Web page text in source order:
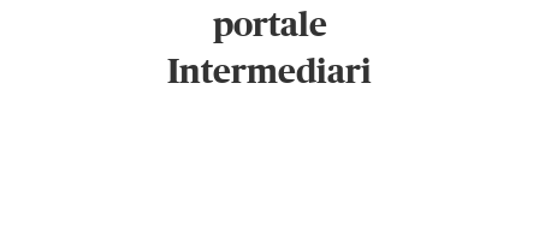
portale
Intermediari